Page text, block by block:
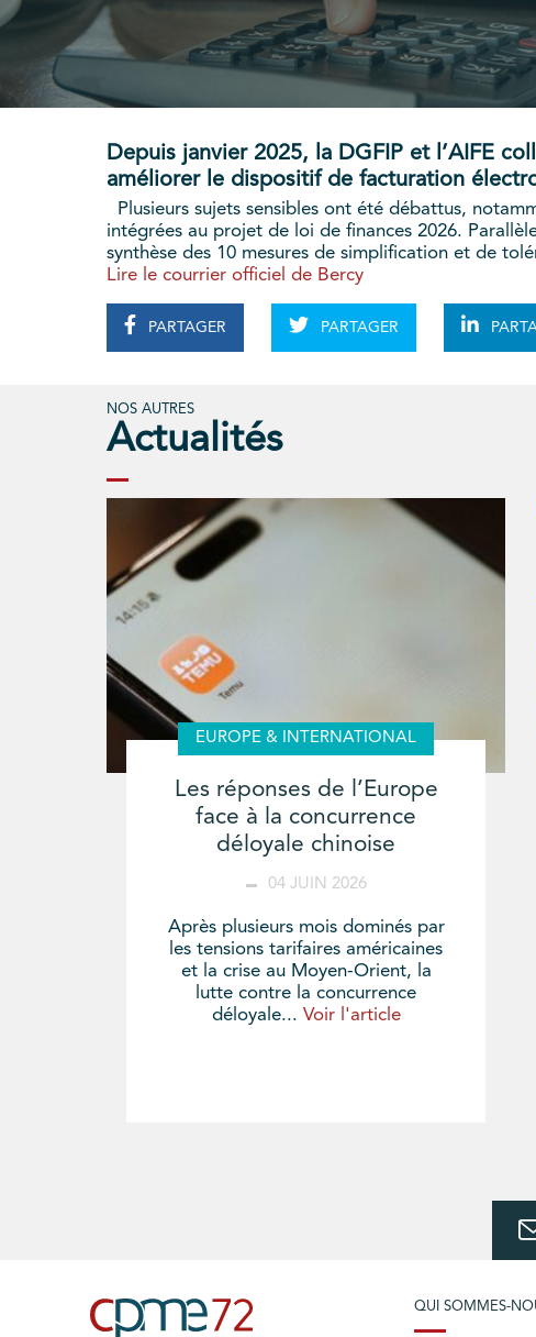
Depuis janvier 2025, la DGFIP et l’AIFE
améliorer le dispositif de facturation
Plusieurs sujets sensibles ont été débattus,
intégrées au projet de loi de finances 2026.
synthèse des 10 mesures de simplification et de
Lire le courrier officiel de Bercy
PARTAGER PARTAGER
NOS AUTRES
Actualités
EUROPE & INTERNATIONAL
Les réponses de l’Europe
face à la concurrence
déloyale chinoise
04 JUIN 2026
Après plusieurs mois dominés par
les tensions tarifaires américaines
et la crise au Moyen-Orient, la
lutte contre la concurrence
déloyale... Voir l'article
QUI SOMMES-